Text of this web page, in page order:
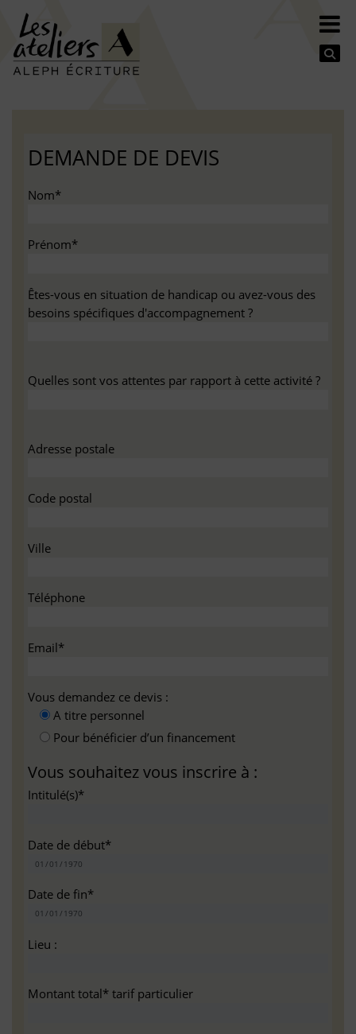
DEMANDE DE DEVIS
Nom*
Prénom*
Êtes-vous en situation de handicap ou avez-vous des
besoins spécifiques d'accompagnement ?
Quelles sont vos attentes par rapport à cette activité ?
Adresse postale
Code postal
Ville
Téléphone
Email*
Vous demandez ce devis :
A titre personnel
Pour bénéficier d’un financement
Vous souhaitez vous inscrire à :
Intitulé(s)*
Date de début*
Date de fin*
Lieu :
Montant total* tarif particulier